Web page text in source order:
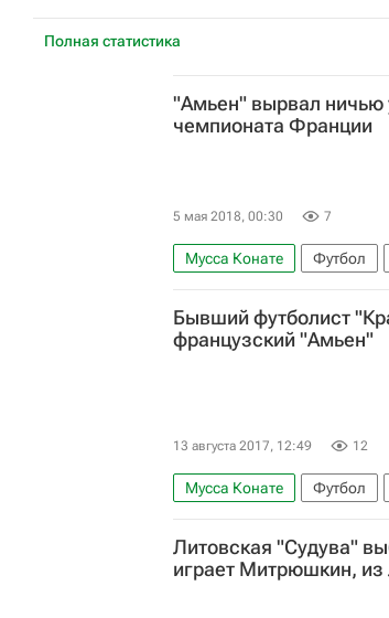
Полная статистика
"Амьен" вырвал
чемпионата Франции
5 мая 2018, 00:30 7
Мусса Конате Футбол
Пари Сен-Жермен (ПСЖ)
Бывший футболист
французский "Амьен"
13 августа 2017, 12:49 12
Мусса Конате Футбол
Литовская "Судува"
играет Митрюшкин,